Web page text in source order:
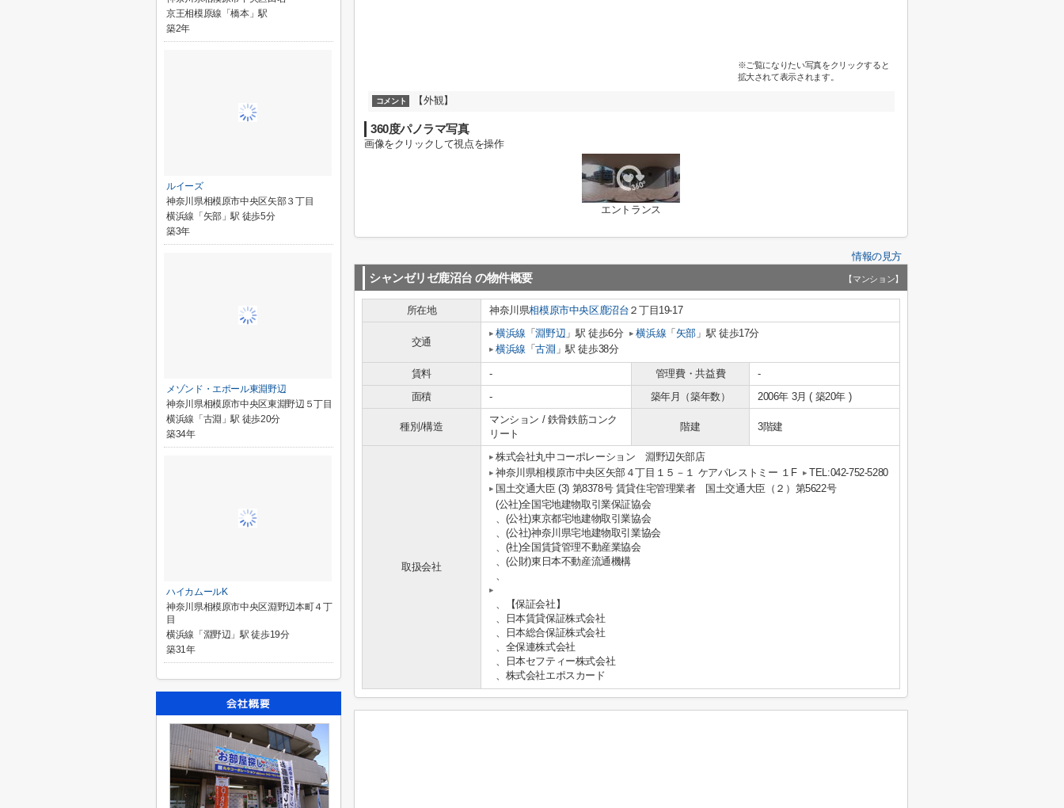
※ご覧になりたい写真をクリックすると
拡大されて表示されます。
コメント 【外観】
360度パノラマ写真
画像をクリックして視点を操作
エントランス
情報の見方
シャンゼリゼ鹿沼台 の物件概要 【マンション】
所在地 神奈川県相模原市中央区鹿沼台 ２丁目19-17
交通
横浜線 「淵野辺 」駅 徒歩6分 横浜線 「 矢部 」駅 徒歩17分
横浜線 「古淵 」駅 徒歩38分
賃料 - 管理費・共益費
-
面積
- 築年月（築年数） 2006年 3月 ( 築20年 )
種別/構造
マンション / 鉄骨鉄筋コンク
リート
階建 3階建
取扱会社
株式会社丸中コーポレーション 淵野辺矢部店
神奈川県相模原市中央区矢部４丁目１５－１ ケアパレストミー １F
TEL:042-752-5280
国土交通大臣 (3) 第8378号 賃貸住宅管理業者 国土交通大臣（２）第5622号
(公社)全国宅地建物取引業保証協会
、(公社)東京都宅地建物取引業協会
、(公社)神奈川県宅地建物取引業協会
、(社)全国賃貸管理不動産業協会
、(公財)東日本不動産流通機構
、
、【保証会社】
、日本賃貸保証株式会社
、日本総合保証株式会社
、全保連株式会社
、日本セフティー株式会社
、株式会社エポスカード
京王相模原線「橋本」駅
築2年
ルイーズ
神奈川県相模原市中央区矢部３丁目
横浜線「矢部」駅 徒歩5分
築3年
メゾンド・エポール東淵野辺
神奈川県相模原市中央区東淵野辺５丁目
横浜線「古淵」駅 徒歩20分
築34年
ハイカムールK
神奈川県相模原市中央区淵野辺本町４丁
目
横浜線「淵野辺」駅 徒歩19分
築31年